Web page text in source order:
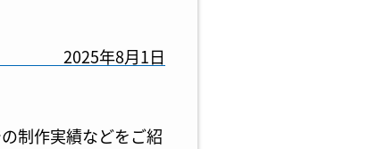
2025年8月1日
制作実績などをご紹